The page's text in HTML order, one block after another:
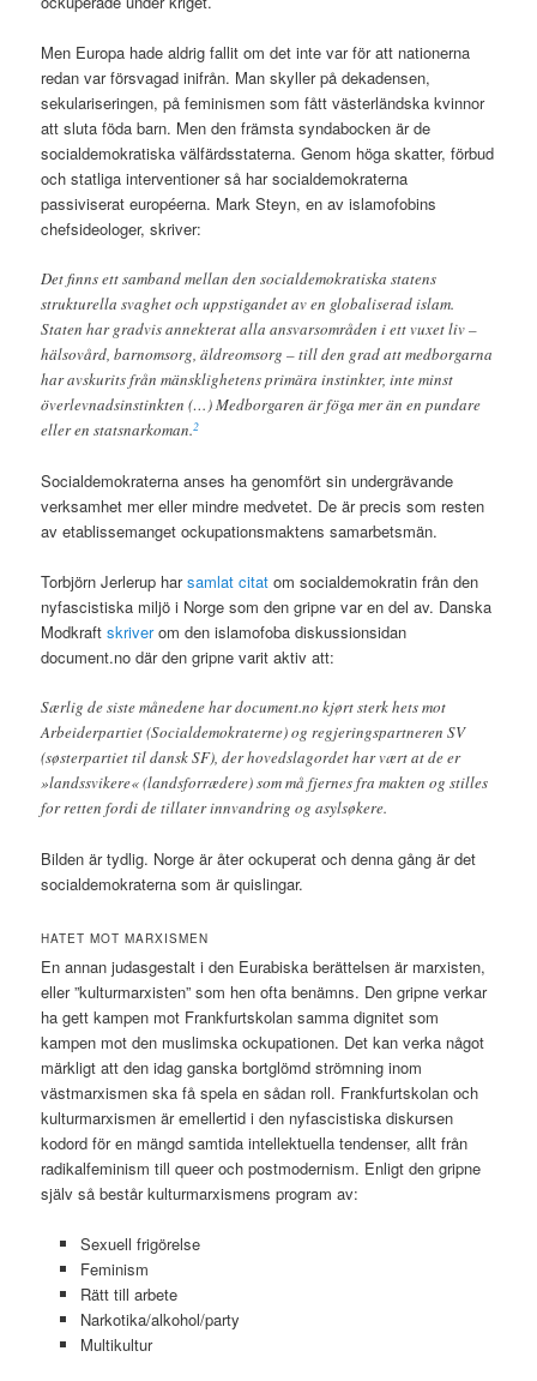
Men Europa hade aldrig fallit om det inte var för att nationerna
redan var försvagad inifrån. Man skyller på dekadensen,
sekulariseringen, på feminismen som fått västerländska kvinnor
att sluta föda barn. Men den främsta syndabocken är de
socialdemokratiska välfärdsstaterna. Genom höga skatter, förbud
och statliga interventioner så har socialdemokraterna
passiviserat européerna. Mark Steyn, en av islamofobins
chefsideologer, skriver:
Det finns ett samband mellan den socialdemokratiska statens
strukturella svaghet och uppstigandet av en globaliserad islam.
Staten har gradvis annekterat alla ansvarsområden i ett vuxet liv –
hälsovård, barnomsorg, äldreomsorg – till den grad att medborgarna
har avskurits från mänsklighetens primära instinkter, inte minst
överlevnadsinstinkten (…) Medborgaren är föga mer än en pundare
eller en statsnarkoman.2
Socialdemokraterna anses ha genomfört sin undergrävande
verksamhet mer eller mindre medvetet. De är precis som resten
av etablissemanget ockupationsmaktens samarbetsmän.
Torbjörn Jerlerup harsamlat citat om socialdemokratin från den
nyfascistiska miljö i Norge som den gripne var en del av. Danska
Modkraftskriverom den islamofoba diskussionsidan
document.no där den gripne varit aktiv att:
Særlig de siste månedene har document.no kjørt sterk hets mot
Arbeiderpartiet (Socialdemokraterne) og regjeringspartneren SV
(søsterpartiet til dansk SF), der hovedslagordet har vært at de er
»landssvikere« (landsforrædere) som må fjernes fra makten og stilles
for retten fordi de tillater innvandring og asylsøkere.
Bilden är tydlig. Norge är åter ockuperat och denna gång är det
socialdemokraterna som är quislingar.
HATET MOT MARXISMEN
En annan judasgestalt i den Eurabiska berättelsen är marxisten,
eller ”kulturmarxisten” som hen ofta benämns. Den gripne verkar
ha gett kampen mot Frankfurtskolan samma dignitet som
kampen mot den muslimska ockupationen. Det kan verka något
märkligt att den idag ganska bortglömd strömning inom
västmarxismen ska få spela en sådan roll. Frankfurtskolan och
kulturmarxismen är emellertid i den nyfascistiska diskursen
kodord för en mängd samtida intellektuella tendenser, allt från
radikalfeminism till queer och postmodernism. Enligt den gripne
själv så består kulturmarxismens program av:
Sexuell frigörelse
Feminism
Rätt till arbete
Narkotika/alkohol/party
Multikultur